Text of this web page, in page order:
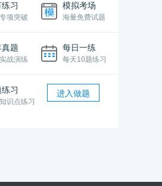
习
项突破
模拟考场
海量免费试题
真题
战演练
每日一练
每天10题练习
习
识点练习
进入做题